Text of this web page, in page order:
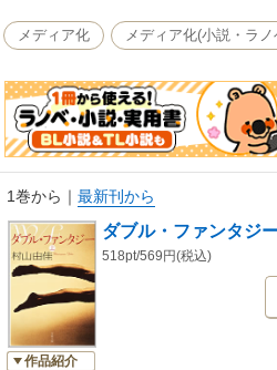
賞。文壇に衝撃を与えた迫力の官能長篇
メディア化 メディア化(小説・ラノ
1巻から ｜ 最新刊から
作品紹介
ダブル・ファンタジー
518pt/569円(税込)